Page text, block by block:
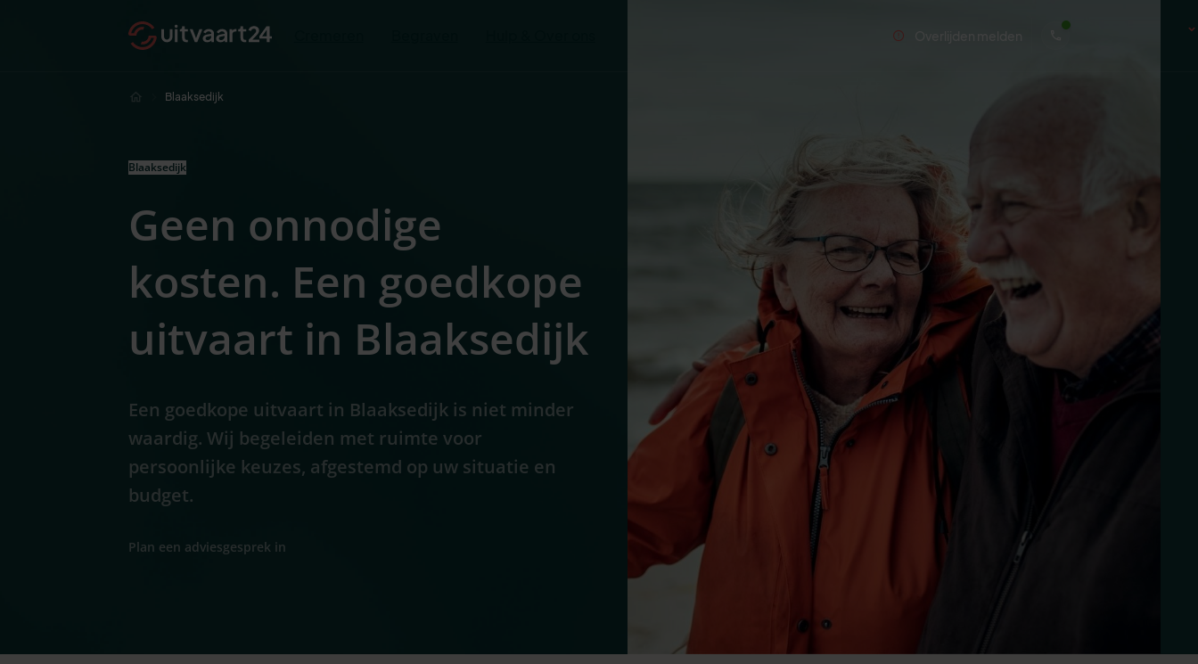
Blaaksedijk
Blaaksedijk
Geen onnodige
kosten. Een goedkope
uitvaart in Blaaksedijk
Een goedkope uitvaart in Blaaksedijk is niet minder
waardig. Wij begeleiden met ruimte voor
persoonlijke keuzes, afgestemd op uw situatie en
budget.
Plan een adviesgesprek in